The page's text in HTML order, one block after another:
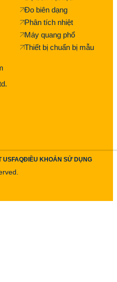
Đo biên dạng
Phân tích nhiệt
Máy quang phổ
Thiết bị chuẩn bị mẫu
USFAQĐIỀU KHOẢN SỬ DỤNG